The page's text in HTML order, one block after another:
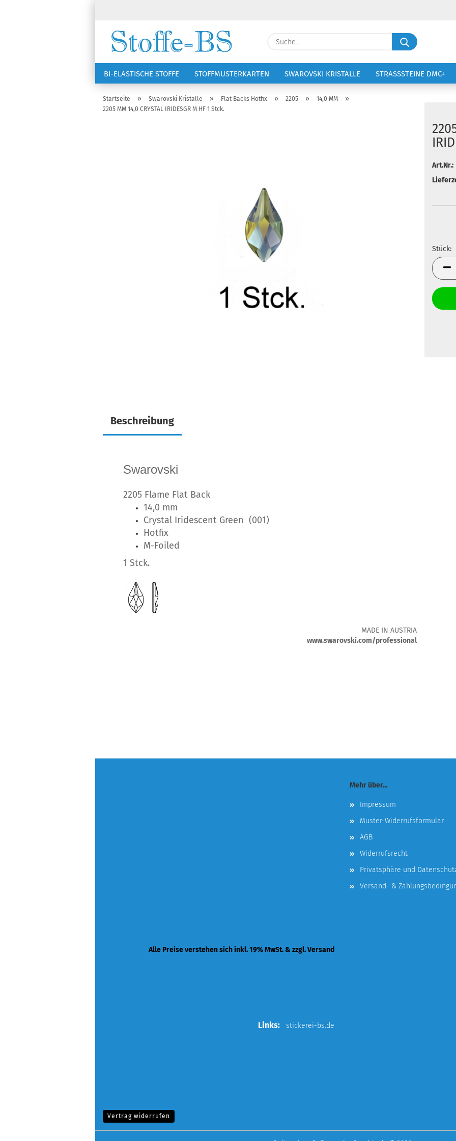
Lieferland Suche...
BI-ELASTISCHE STOFFE STOFFMUSTERKARTEN SWAROVSKI KRISTALLE STRASSSTEINE DMC+
NÄHZUBEHÖR RSG KAPPEN VOLTIGIERANZÜGE STICKEREI
Startseite » Swarovski Kristalle » Flat Backs Hotfix » 2205 » 14,0 MM »
2205 MM 14,0 CRYSTAL IRIDESGR M HF 1 Stck.
Art.Nr.:
Stück:
Stück
Beschreibung
Swarovski
2205 Flame Flat Back
14,0 mm
Crystal Iridescent Green (001)
Hotfix
M-Foiled
1 Stck.
MADE IN AUSTRIA
www.swarovski.com/professional
Mehr über...
Impressum
Muster-Widerrufsformular
AGB
Widerrufsrecht
Privatsphäre und
Versand- &
Alle Preise verstehen sich inkl. 19% MwSt. & zzgl. Versand
Links: stickerei-bs.de
Vertrag widerrufen